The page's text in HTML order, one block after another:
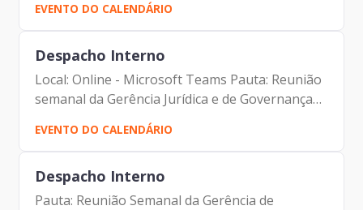
Presidente | Prodam-SP - André Tomiatto -
Assessor da...
EVENTO DO CALENDÁRIO
Despacho Interno
Local: Online - Microsoft Teams Pauta: Reunião
semanal da Gerência Jurídica e de Governança
Corporativa Participantes: - Francisco Forbes –
Presidente | Prodam-SP - André Tomiatto -
Assessor da...
EVENTO DO CALENDÁRIO
Despacho Interno
Pauta: Reunião Semanal da Gerência de